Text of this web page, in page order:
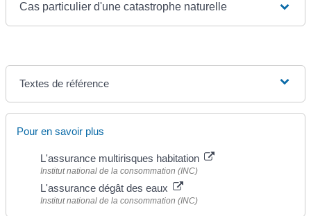
Cas particulier d'une catastrophe naturelle
Textes de référence
Pour en savoir plus
L'assurance multirisques habitation
Institut national de la consommation (INC)
L'assurance dégât des eaux
Institut national de la consommation (INC)